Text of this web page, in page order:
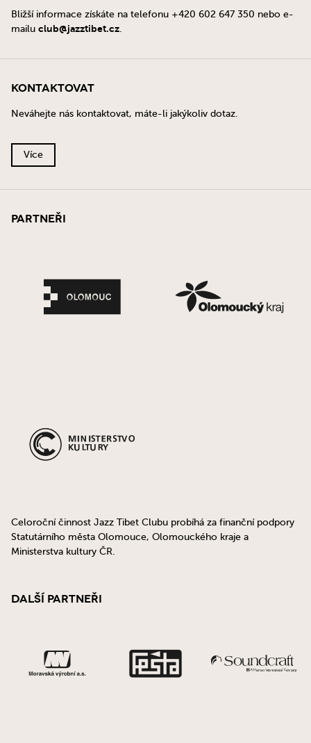
Bližší informace získáte na telefonu +420 602 647 350 nebo e-
mailu club@jazztibet.cz
Kontaktovat
Neváhejte nás kontaktovat, máte-li jakýkoliv dotaz.
Více
Partneři
Celoroční činnost Jazz Tibet Clubu probíhá za finanční podpory
Statutárního města Olomouce, Olomouckého kraje a
Ministerstva kultury ČR.
Další partneři